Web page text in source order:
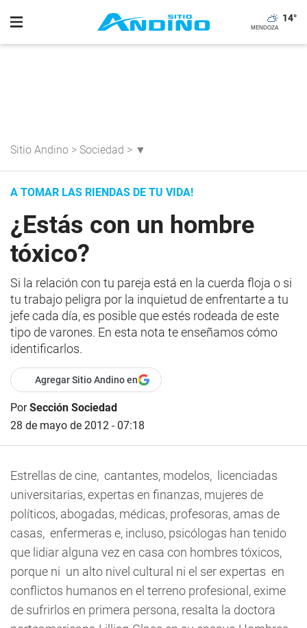
14°
Sitio Andino > Sociedad > ▼
A TOMAR LAS RIENDAS DE TU VIDA!
¿Estás con un hombre
tóxico?
Si la relación con tu pareja está en la cuerda floja o si
tu trabajo peligra por la inquietud de enfrentarte a tu
jefe cada día, es posible que estés rodeada de este
tipo de varones. En esta nota te enseñamos cómo
identificarlos.
Agregar Sitio Andino en
PorSección Sociedad
28 de mayo de 2012 - 07:18
Estrellas de cine, cantantes, modelos, licenciadas
universitarias, expertas en finanzas, mujeres de
políticos, abogadas, médicas, profesoras, amas de
casas, enfermeras e, incluso, psicólogas han tenido
que lidiar alguna vez en casa con hombres tóxicos,
porque ni un alto nivel cultural ni el ser expertas en
conflictos humanos en el terreno profesional, exime
de sufrirlos en primera persona, resalta la doctora